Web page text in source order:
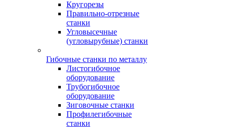
Кругорезы
Правильно-отрезные
станки
Угловысечные
(угловырубные) станки
Гибочные станки по металлу
Листогибочное
оборудование
Трубогибочное
оборудование
Зиговочные станки
Профилегибочные
станки